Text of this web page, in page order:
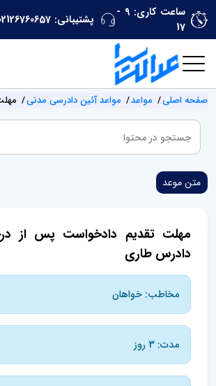
ساعت کاری: 9 -
17
پشتیبانی:
صفحه اصلی مواعد مواعد آئین دادرسی مدنی
متن موعد
مهلت تقدیم دادخواست پس از
دادرس طاری
مخاطب: خواهان
مدت: 3 روز